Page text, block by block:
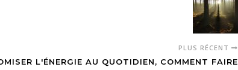
PLUS RÉCENT
L'ÉNERGIE AU QUOTIDIEN, COMMENT FAIRE